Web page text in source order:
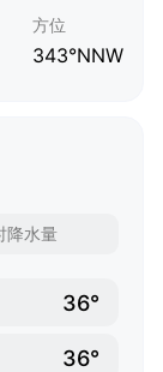
方位
343°NNW
降水量
36°
36°